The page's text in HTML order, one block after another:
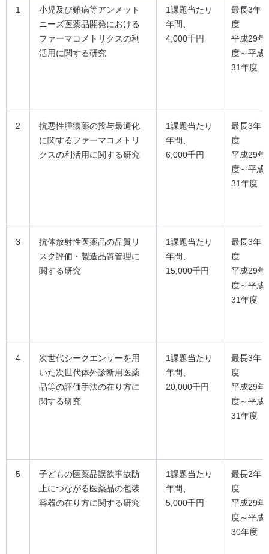
1
小児及び難病等アンメット
ニーズ医薬品開発における
ファーマコメトリクスの利
活用に関する研究
1課題当たり
年間、
4,000千円
最長3年
度
平成29年
度～平成
31年度
2
抗悪性腫瘍薬の投与最適化
に関するファーマコメトリ
クスの利活用に関する研究
1課題当たり
年間、
6,000千円
最長3年
度
平成29年
度～平成
31年度
3
抗体放射性医薬品の品質リ
スク評価・製造品質管理に
関する研究
1課題当たり
年間、
15,000千円
最長3年
度
平成29年
度～平成
31年度
4
次世代シークエンサーを用
いた次世代体外診断用医薬
品等の評価手法の在り方に
関する研究
1課題当たり
年間、
20,000千円
最長3年
度
平成29年
度～平成
31年度
5
子どもの医薬品誤飲事故防
止につながる医薬品の包装
容器の在り方に関する研究
1課題当たり
年間、
5,000千円
最長2年
度
平成29年
度～平成
30年度